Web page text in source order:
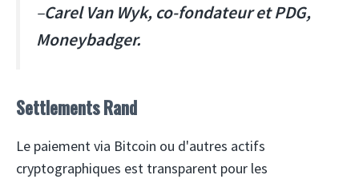
–Carel Van Wyk, co-fondateur et PDG,
Moneybadger.
Settlements Rand
Le paiement via Bitcoin ou d'autres actifs
cryptographiques est transparent pour les